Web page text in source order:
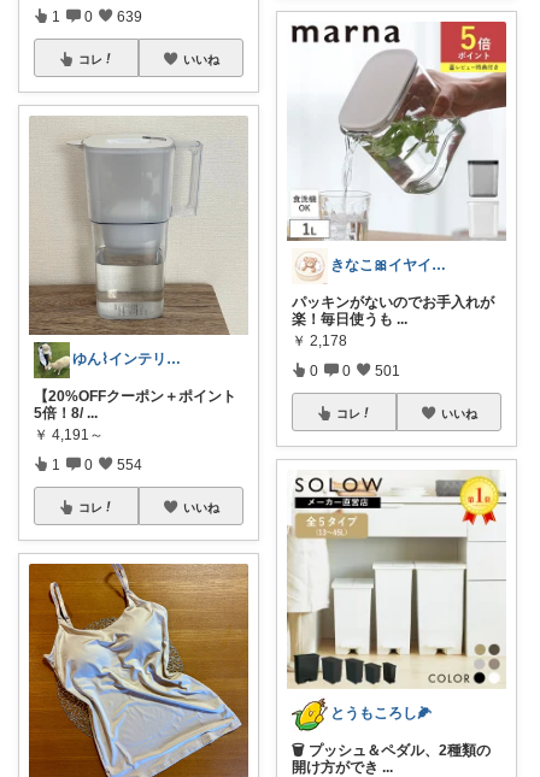
1 0 639
コレ いいね
ゆん⌇インテリアと生活雑貨がメイン🧸
【20%OFFクーポン＋ポイント
5倍！8/ ...
￥ 4,191～
1 0 554
コレ いいね
きなこ🎀イヤイヤ期育児中
パッキンがないのでお手入れが
楽！毎日使うも ...
￥ 2,178
0 0 501
コレ いいね
とうもころし🌽
🗑 プッシュ＆ペダル、2種類の
開け方ができ ...